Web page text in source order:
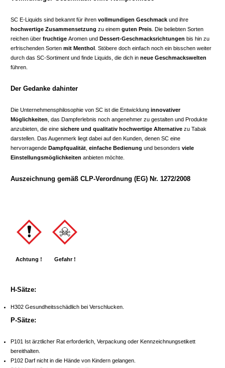
SC E-Liquids sind bekannt für ihren vollmundigen Geschmack und ihre
hochwertige Zusammensetzung zu einem guten Preis . Die beliebten Sorten
reichen über fruchtige Aromen und Dessert-Geschmacksrichtungen bis hin zu
erfrischenden Sorten mit Menthol
. Stöbere doch einfach noch ein bisschen weiter
durch das SC-Sortiment und finde Liquids, die dich in neue Geschmackswelten
führen.
Der Gedanke dahinter
Die Unternehmensphilosophie von SC ist die Entwicklung innovativer
Möglichkeiten , das Dampferlebnis noch angenehmer zu gestalten und Produkte
anzubieten, die eine sichere und qualitativ hochwertige Alternative zu Tabak
darstellen. Das Augenmerk liegt dabei auf den Kunden, denen SC eine
hervorragende Dampfqualität einfache Bedienung und besonders viele
Einstellungsmöglichkeiten anbieten möchte.
Auszeichnung gemäß CLP-Verordnung (EG) Nr. 1272/2008
Achtung ! Gefahr !
H-Sätze:
H302 Gesundheitsschädlich bei Verschlucken.
P-Sätze:
P101 Ist ärztlicher Rat erforderlich, Verpackung oder Kennzeichnungsetikett
bereithalten.
P102 Darf nicht in die Hände von Kindern gelangen.